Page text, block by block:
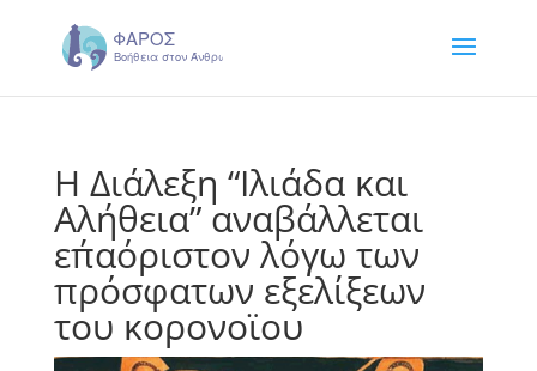
H Διάλεξη “Ιλιάδα και
Αλήθεια” αναβάλλεται
επ΄αόριστον λόγω των
πρόσφατων εξελίξεων
του κορονοϊου